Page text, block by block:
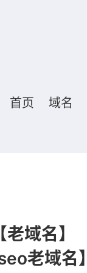
首页 域名
域名】
老域名】